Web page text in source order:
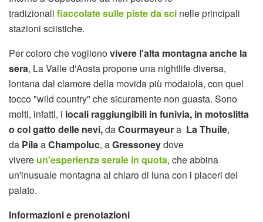
tradizionali fiaccolate sulle piste da sci nelle principali
stazioni sciistiche.
Per coloro che voglionovivere l'alta montagna anche la
sera, La Valle d'Aosta propone una nightlife diversa,
lontana dal clamore della movida più modaiola, con quel
tocco "wild country" che sicuramente non guasta. Sono
molti, infatti, i locali raggiungibili in funivia, in motoslitta
o col gatto delle nevi,daCourmayeura La Thuile,
da PilaaChampoluc, aGressoneydove
vivere un'esperienza serale in quota, che abbina
un'inusuale montagna al chiaro di luna con i piaceri del
palato.
Informazioni e prenotazioni